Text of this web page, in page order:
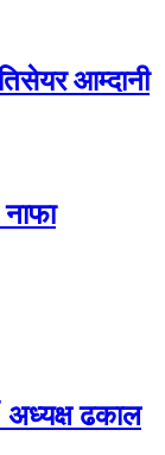
आम्दानी
ढकाल